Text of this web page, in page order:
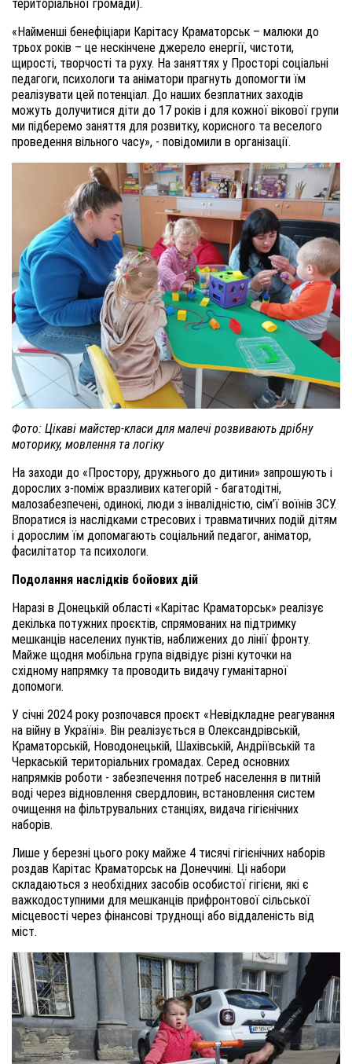
територіальної громади).
«Найменші бенефіціари Карітасу Краматорськ – малюки до
трьох років – це нескінчене джерело енергії, чистоти,
щирості, творчості та руху. На заняттях у Просторі соціальні
педагоги, психологи та аніматори прагнуть допомогти їм
реалізувати цей потенціал. До наших безплатних заходів
можуть долучитися діти до 17 років і для кожної вікової групи
ми підберемо заняття для розвитку, корисного та веселого
проведення вільного часу», - повідомили в організації.
Фото: Цікаві майстер-класи для малечі розвивають дрібну
моторику, мовлення та логіку
На заходи до «Простору, дружнього до дитини» запрошують і
дорослих з-поміж вразливих категорій - багатодітні,
малозабезпечені, одинокі, люди з інвалідністю, сім’ї воїнів ЗСУ.
Впоратися із наслідками стресових і травматичних подій дітям
і дорослим їм допомагають соціальний педагог, аніматор,
фасилітатор та психологи.
Подолання наслідків бойових дій
Наразі в Донецькій області «Карітас Краматорськ» реалізує
декілька потужних проєктів, спрямованих на підтримку
мешканців населених пунктів, наближених до лінії фронту.
Майже щодня мобільна група відвідує різні куточки на
східному напрямку та проводить видачу гуманітарної
допомоги.
У січні 2024 року розпочався проєкт «Невідкладне реагування
на війну в Україні». Він реалізується в Олександрівській,
Краматорській, Новодонецькій, Шахівській, Андріївській та
Черкаській територіальних громадах. Серед основних
напрямків роботи - забезпечення потреб населення в питній
воді через відновлення свердловин, встановлення систем
очищення на фільтрувальних станціях, видача гігієнічних
наборів.
Лише у березні цього року майже 4 тисячі гігієнічних наборів
роздав Карітас Краматорськ на Донеччині. Ці набори
складаються з необхідних засобів особистої гігієни, які є
важкодоступними для мешканців прифронтової сільської
місцевості через фінансові труднощі або віддаленість від
міст.